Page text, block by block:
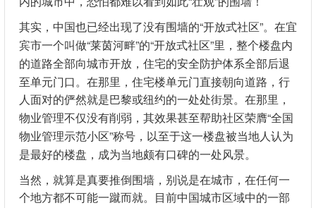
其实，中国也已经出现了没有围墙的“开放式社区”。在宜
宾市一个叫做“莱茵河畔”的“开放式社区”里，整个楼盘内
的道路全部向城市开放，住宅的安全防护体系全部后退
至单元门口。在那里，住宅楼单元门直接朝向道路，行
人面对的俨然就是巴黎或纽约的一处处街景。在那里，
物业管理不仅没有削弱，其效果甚至帮助社区荣膺“全国
物业管理示范小区”称号，以至于这一楼盘被当地人认为
是最好的楼盘，成为当地颇有口碑的一处风景。
当然，就算是真要推倒围墙，别说是在城市，在任何一
个地方都不可能一蹴而就。目前中国城市区域中的一部